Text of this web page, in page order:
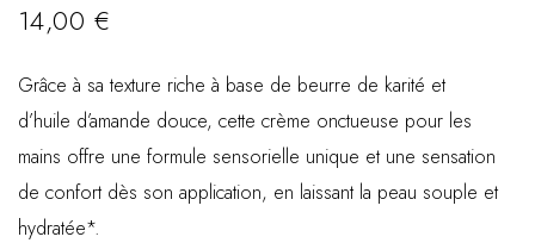
14,00 €
Grâce à sa texture riche à base de beurre de karité et
d’huile d’amande douce, cette crème onctueuse pour les
mains offre une formule sensorielle unique et une sensation
de confort dès son application, en laissant la peau souple et
hydratée*.